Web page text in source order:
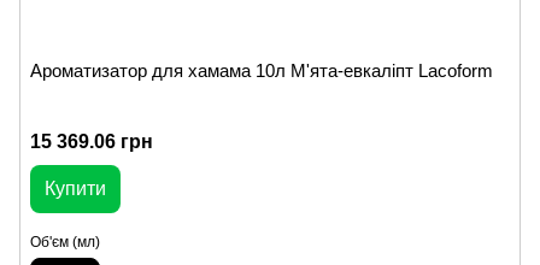
Ароматизатор для хамама 10л М'ята-евкаліпт Lacoform
15 369.06 грн
Купити
Об'єм (мл)